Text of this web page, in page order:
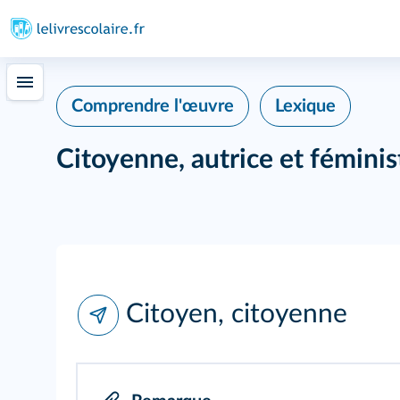
Comprendre l'œuvre Lexique
Citoyenne, autrice et
Citoyen, citoyenne